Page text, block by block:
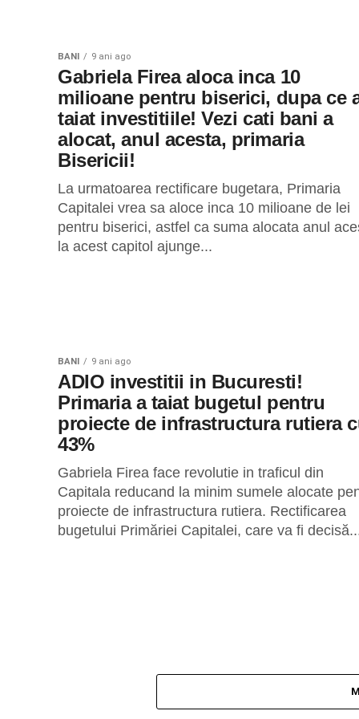
BANI 9 ani ago
Gabriela Firea aloca inca 10
milioane pentru biserici, dupa ce
taiat investitiile! Vezi cati bani a
alocat, anul acesta, primaria
Bisericii!
La urmatoarea rectificare bugetara, Primaria
Capitalei vrea sa aloce inca 10 milioane de lei
pentru biserici, astfel ca suma alocata anul
la acest capitol ajunge...
BANI 9 ani ago
ADIO investitii in Bucuresti!
Primaria a taiat bugetul pentru
proiecte de infrastructura rutiera
43%
Gabriela Firea face revolutie in traficul din
Capitala reducand la minim sumele alocate
proiecte de infrastructura rutiera. Rectificarea
bugetului Primăriei Capitalei, care va fi